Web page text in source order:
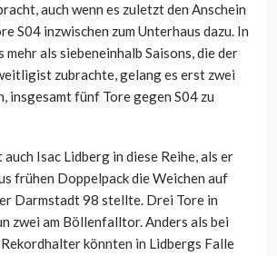
auch wenn es zuletzt den Anschein
S04 inzwischen zum Unterhaus dazu. In
mehr als siebeneinhalb Saisons, die der
zubrachte, gelang es erst zwei
insgesamt fünf Tore gegen S04 zu
Isac Lidberg in diese Reihe, als er
frühen Doppelpack die Weichen auf
Darmstadt 98 stellte. Drei Tore in
zwei am Böllenfalltor. Anders als bei
könnten in Lidbergs Falle